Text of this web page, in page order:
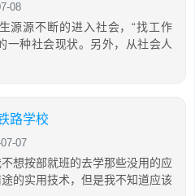
08
源源不断的进入社会，“找工作
一种社会现状。另外，从社会人
路学校
07
想按部就班的去学那些没用的应
的实用技术，但是我不知道应该